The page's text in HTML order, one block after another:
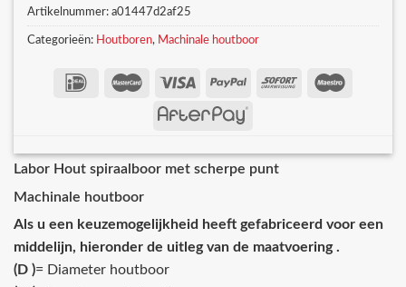
Artikelnummer: a01447d2af25
Categorieën: Houtboren, Machinale houtboor
Labor Hout spiraalboor met scherpe punt
Machinale houtboor
Als u een keuzemogelijkheid heeft gefabriceerd voor een
middelijn, hieronder de uitleg van de maatvoering .
(D )= Diameter houtboor